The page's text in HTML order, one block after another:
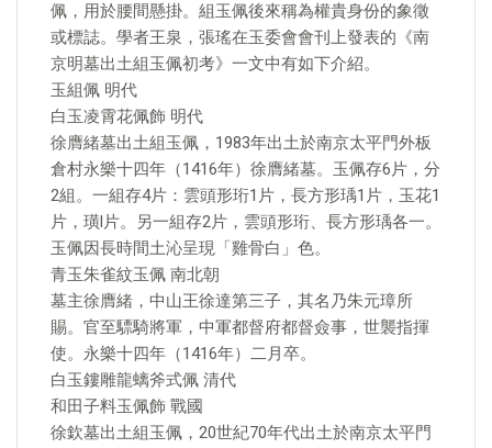
佩，用於腰間懸掛。組玉佩後來稱為權貴身份的象徵
或標誌。學者王泉，張瑤在玉委會會刊上發表的《南
京明墓出土組玉佩初考》一文中有如下介紹。
玉組佩 明代
白玉凌霄花佩飾 明代
徐膺緒墓出土組玉佩，1983年出土於南京太平門外板
倉村永樂十四年（1416年）徐膺緒墓。玉佩存6片，分
2組。一組存4片：雲頭形珩1片，長方形瑀1片，玉花1
片，璜l片。另一組存2片，雲頭形珩、長方形瑀各一。
玉佩因長時間土沁呈現「雞骨白」色。
青玉朱雀紋玉佩 南北朝
墓主徐膺緒，中山王徐達第三子，其名乃朱元璋所
賜。官至驃騎將軍，中軍都督府都督僉事，世襲指揮
使。永樂十四年（1416年）二月卒。
白玉鏤雕龍螭斧式佩 清代
和田子料玉佩飾 戰國
徐欽墓出土組玉佩，20世紀70年代出土於南京太平門